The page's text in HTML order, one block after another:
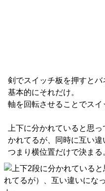
剣でスイッチ板を押すとバ
基本的にそれだけ。
軸を回転させることでスイ
上下に分かれていると思
かれてるが、同時に互い違
つまり横位置だけで決まる